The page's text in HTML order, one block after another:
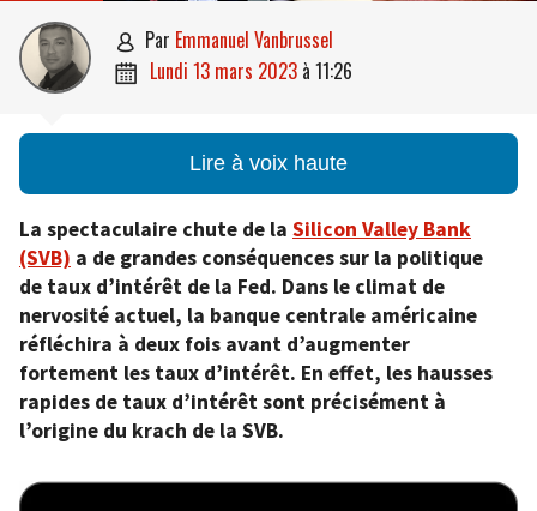
 par Emmanuel Vanbrussel
 lundi 13 mars 2023 à 11:26
Lire à voix haute
La spectaculaire chute de la Silicon Valley Bank
(SVB) a de grandes conséquences sur la politique
de taux d’intérêt de la Fed. Dans le climat de
nervosité actuel, la banque centrale américaine
réfléchira à deux fois avant d’augmenter
fortement les taux d’intérêt. En effet, les hausses
rapides de taux d’intérêt sont précisément à
l’origine du krach de la SVB.